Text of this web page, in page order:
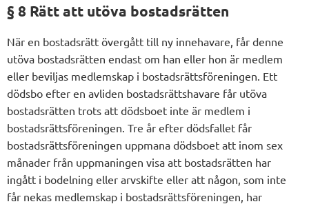
§ 8 Rätt att utöva bostadsrätten
När en bostadsrätt övergått till ny innehavare, får denne
utöva bostadsrätten endast om han eller hon är medlem
eller beviljas medlemskap i bostadsrättsföreningen. Ett
dödsbo efter en avliden bostadsrättshavare får utöva
bostadsrätten trots att dödsboet inte är medlem i
bostadsrättsföreningen. Tre år efter dödsfallet får
bostadsrättsföreningen uppmana dödsboet att inom sex
månader från uppmaningen visa att bostadsrätten har
ingått i bodelning eller arvskifte eller att någon, som inte
får nekas medlemskap i bostadsrättsföreningen, har